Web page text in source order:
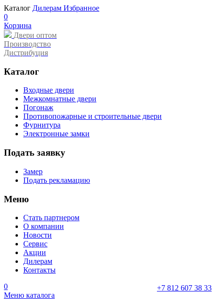
Каталог Дилерам Избранное
0
Корзина
Двери оптом
Производство
Дистрибуция
Каталог
Входные двери
Межкомнатные двери
Погонаж
Противопожарные и строительные двери
Фурнитура
Электронные замки
Подать заявку
Замер
Подать рекламацию
Меню
Стать партнером
О компании
Новости
Сервис
Акции
Дилерам
Контакты
+7 812 607 38 33
0
Меню каталога